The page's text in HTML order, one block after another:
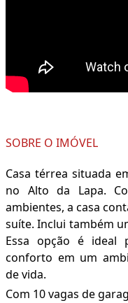
SOBRE O IMÓVEL
Casa térrea situada
no Alto da Lapa.
ambientes, a casa
suíte. Inclui também
Essa opção é ideal
conforto em um
de vida.
Com 10 vagas de